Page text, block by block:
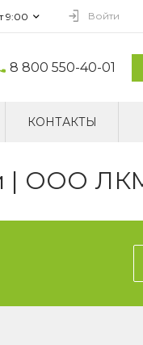
9:00 Войти
8 800 550-40-01
КОНТАКТЫ
| ООО